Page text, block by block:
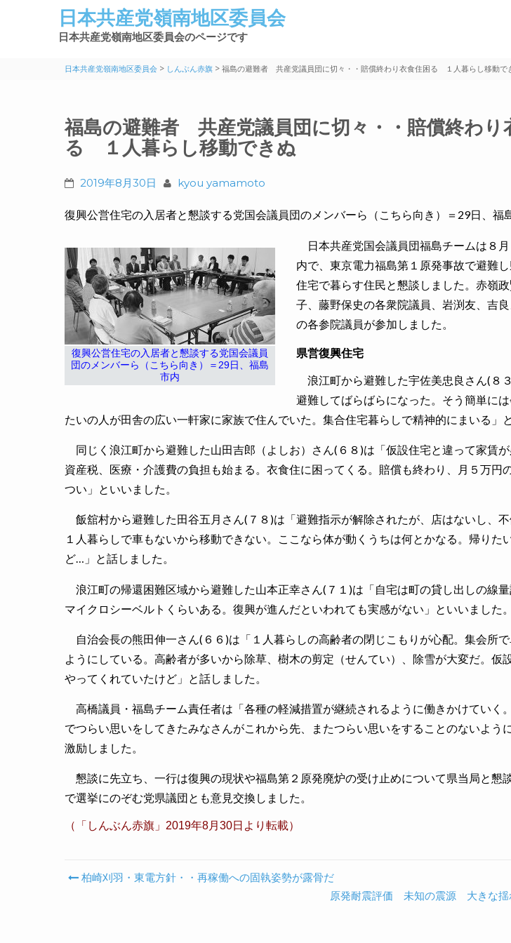
日本共産党嶺南地区委員会
日本共産党嶺南地区委員会のページです
日本共産党嶺南地区委員会 > しんぶん赤旗 > 福島の避難者 共産党議員団に切々・・賠償終わり衣食住困る １人暮らし移動で
福島の避難者 共産党議員団に切々・・賠償終わり
る １人暮らし移動できぬ
2019年8月30日 kyou yamamoto
復興公営住宅の入居者と懇談する党国会議員団のメンバーら（こちら向き）＝29日、福
復興公営住宅の入居者と懇談する党国会議員
団のメンバーら（こちら向き）＝29日、福島
市内
日本共産党国会議員団福島チームは８
内で、東京電力福島第１原発事故で避難
住宅で暮らす住民と懇談しました。赤嶺
子、藤野保史の各衆院議員、岩渕友、吉
の各参院議員が参加しました。
県営復興住宅
浪江町から避難した宇佐美忠良さん(８
避難してばらばらになった。そう簡単に
たいの人が田舎の広い一軒家に家族で住んでいた。集合住宅暮らしで精神的にまいる」
同じく浪江町から避難した山田吉郎（よしお）さん(６８)は「仮設住宅と違って家賃
資産税、医療・介護費の負担も始まる。衣食住に困ってくる。賠償も終わり、月５万円
つい」といいました。
飯舘村から避難した田谷五月さん(７８)は「避難指示が解除されたが、店はないし、不
１人暮らしで車もないから移動できない。ここなら体が動くうちは何とかなる。帰りた
ど…」と話しました。
浪江町の帰還困難区域から避難した山本正幸さん(７１)は「自宅は町の貸し出しの線量
マイクロシーベルトくらいある。復興が進んだといわれても実感がない」といいました。
自治会長の熊田伸一さん(６６)は「１人暮らしの高齢者の閉じこもりが心配。集会所
ようにしている。高齢者が多いから除草、樹木の剪定（せんてい）、除雪が大変だ。仮
やってくれていたけど」と話しました。
高橋議員・福島チーム責任者は「各種の軽減措置が継続されるように働きかけていく
でつらい思いをしてきたみなさんがこれから先、またつらい思いをすることのないよう
激励しました。
懇談に先立ち、一行は復興の現状や福島第２原発廃炉の受け止めについて県当局と懇
で選挙にのぞむ党県議団とも意見交換しました。
（「しんぶん赤旗」2019年8月30日より転載）
Post navigation
柏崎刈羽・東電方針・・再稼働への固執姿勢が露骨だ
原発耐震評価 未知の震源 大きな揺